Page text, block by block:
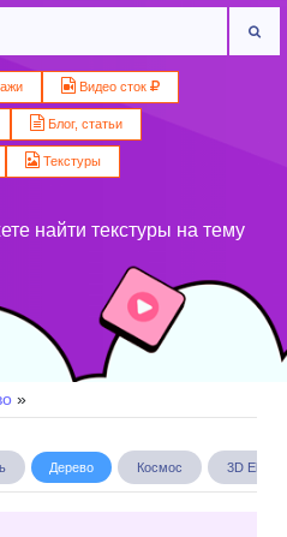
Видео сток
Блог, статьи
Текстуры
найти текстуры на тему
»
Дерево Космос 3D